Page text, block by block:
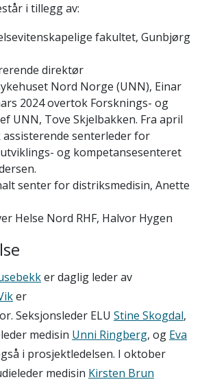
i tillegg av:
fakultet, Gunbjørg
direktør
Nord Norge (UNN), Einar
2024 overtok Forsknings- og
UNN, Tove Skjelbakken. Fra april
assisterende senterleder for
og kompetansesenteret
senter for distriksmedisin, Anette
Helse Nord RHF, Halvor Hygen
er daglig leder av
er
Seksjonsleder ELU Stine Skogdal,
medisin Unni Ringberg, og Eva
i prosjektledelsen. I oktober
medisin Kirsten Brun